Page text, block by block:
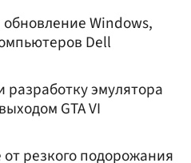
Windows,
Dell
разработку эмулятора
GTA VI
резкого подорожания